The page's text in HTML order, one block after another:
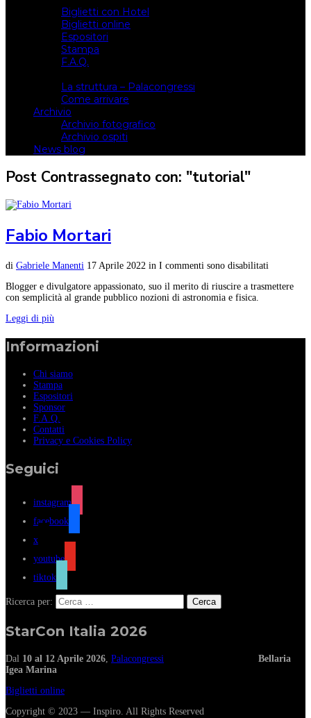
Biglietti con Hotel
Biglietti online
Espositori
Stampa
F.A.Q.
La struttura – Palacongressi
Come arrivare
Archivio
Archivio fotografico
Archivio ospiti
News blog
Post Contrassegnato con: "tutorial"
Fabio Mortari
di Gabriele Manenti 17 Aprile 2022 in I commenti sono disabilitati
Blogger e divulgatore appassionato, suo il merito di riuscire a trasmettere
con semplicità al grande pubblico nozioni di astronomia e fisica.
Leggi di più
Informazioni
Chi siamo
Stampa
Espositori
Sponsor
F.A.Q.
Contatti
Privacy e Cookies Policy
Seguici
instagram
facebook
x
youtube
tiktok
Ricerca per:
StarCon Italia 2026
Dal 10 al 12 Aprile 2026 Palacongressi
Bellaria
Igea Marina
Biglietti online
Copyright © 2023 — Inspiro. All Rights Reserved